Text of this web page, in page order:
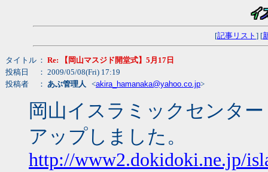
[記事リスト ] [
タイトル ： Re: 【岡山マスジド開堂式】5月17日
投稿日
： 2009/05/08(Fri) 17:19
投稿者
： あぶ管理人 <akira_hamanaka@yahoo.co.jp>
岡山イスラミックセンタ
アップしました。
http://www2.dokidoki.ne.jp/